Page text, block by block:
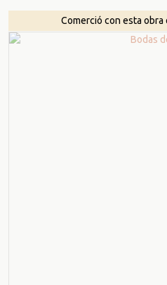
Comerció con esta obra